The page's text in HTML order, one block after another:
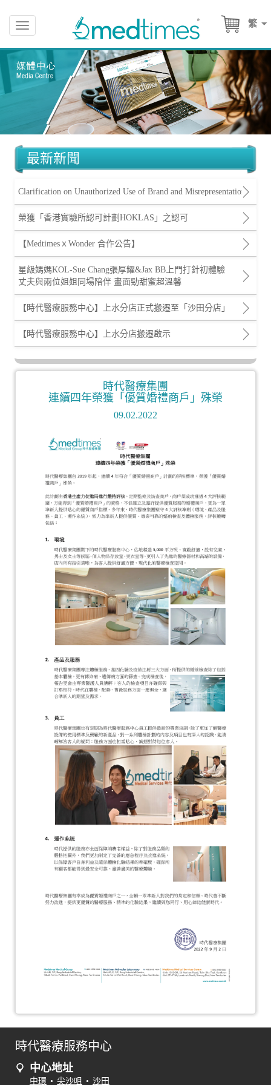
繁
Toggle
navigation
最新新聞
Clarification on Unauthorized Use of Brand and Misrepresentation
榮獲「香港實驗所認可計劃HOKLAS」之認可
【MedtimesｘWonder 合作公告】
星級媽媽KOL-Sue Chang張厚耀&Jax BB上門打針初體驗
丈夫與兩位姐姐同場陪伴 畫面勁甜蜜超溫馨
【時代醫療服務中心】上水分店正式搬遷至「沙田分店」
【時代醫療服務中心】上水分店搬遷啟示
時代醫療集團
連續四年榮獲「優質婚禮商戶」殊榮
09.02.2022
時代醫療服務中心
中心地址
中環 • 尖沙咀 • 沙田